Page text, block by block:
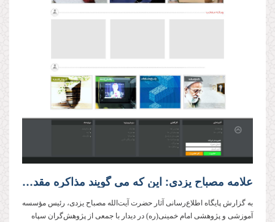
علامه مصباح یزدی: این که می گویند مذاکره مقدم بر مبارزه است، یعنی امام(ره) اشتباه کرد
به گزارش پایگاه اطلاع‌رسانی آثار حضرت آیت‌الله مصباح یزدی، رئیس مؤسسه
آموزشی و پژوهشی امام خمینی‌(ره) در دیدار با جمعی از پژوهش‌گران سپاه